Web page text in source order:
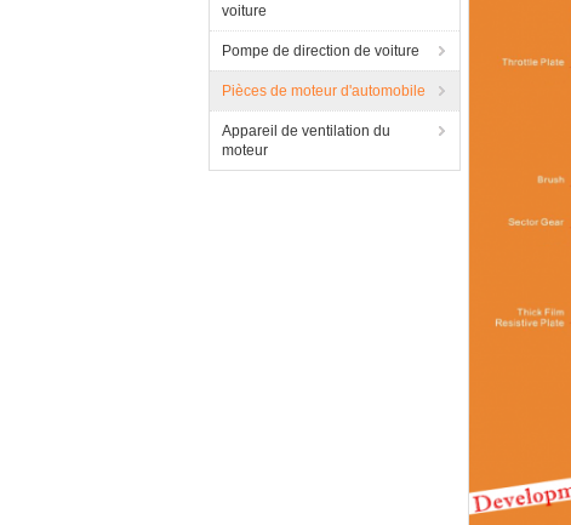
voiture
Pompe de direction de voiture
Pièces de moteur d'automobile
Appareil de ventilation du
moteur